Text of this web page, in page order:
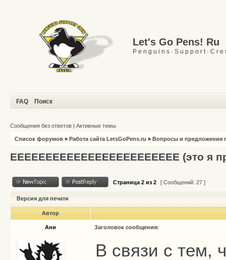
Let's Go Pens! Ru
P e n g u i n s · S u p p o r t · C r e
FAQ Поиск
Сообщения без ответов | Активные темы
Список форумов » Работа сайта LetsGoPens.ru » Вопросы и предложения
ЕЕЕЕЕЕЕЕЕЕЕЕЕЕЕЕЕЕЕЕЕЕЕЕ (это я
Страница 2 из 2 [ Сообщений: 27 ]
Версия для печати
Автор
Ани Заголовок сообщения:
В связи с тем,